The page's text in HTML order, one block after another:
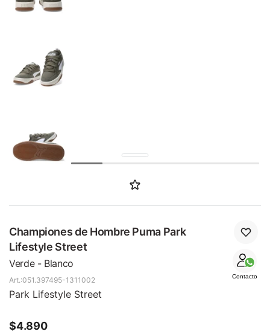
Championes de Hombre Puma Park
Lifestyle Street
Verde - Blanco
Contacto
051.397495-1311002
Park Lifestyle Street
$4.890